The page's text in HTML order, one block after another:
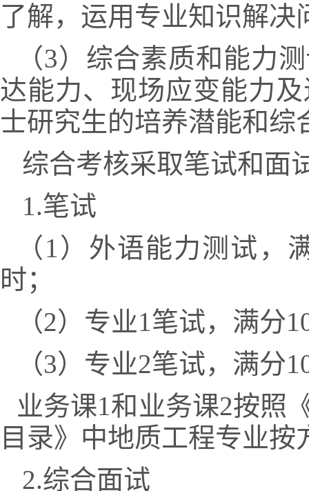
了解，运用专业知识解决
（3）综合素质和能力
达能力、现场应变能力
士研究生的培养潜能和综
综合考核采取笔试和面
1.笔试
（1 ）外语能力测试，
时；
（2）专业1 笔试，满分
（3）专业2笔试，满分
业务课1 和业务课2按照
目录》中地质工程专业按
2.综合面试